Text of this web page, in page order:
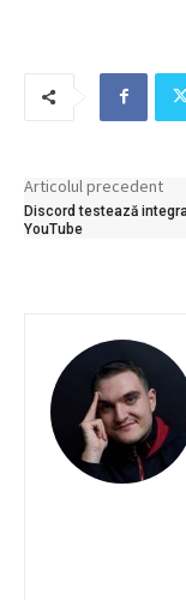
Articolul precedent
Discord testează
YouTube